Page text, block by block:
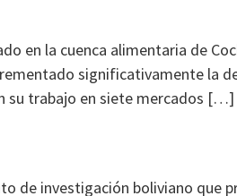
en la cuenca alimentaria de
significativamente la
su trabajo en siete mercados […]
de investigación boliviano que